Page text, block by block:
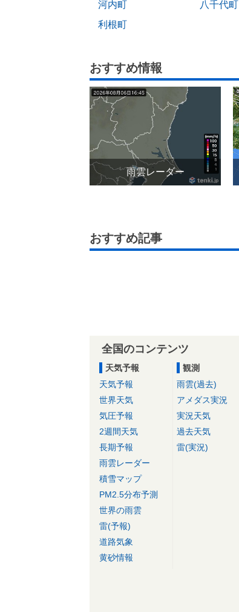
河内町
八千代町
利根町
おすすめ情報
雨雲レーダー
おすすめ記事
全国のコンテンツ
天気予報
天気予報
世界天気
気圧予報
2週間天気
長期予報
雨雲レーダー
積雪マップ
PM2.5分布予測
世界の雨雲
雷(予報)
道路気象
黄砂情報
観測
雨雲(過去)
アメダス実況
実況天気
過去天気
雷(実況)